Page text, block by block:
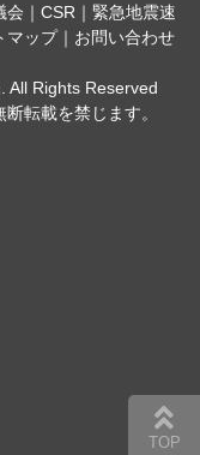
会 ｜ CSR｜ 緊急地震速
マップ｜ お問い合わせ
All Rights Reserved
転載を禁じます。